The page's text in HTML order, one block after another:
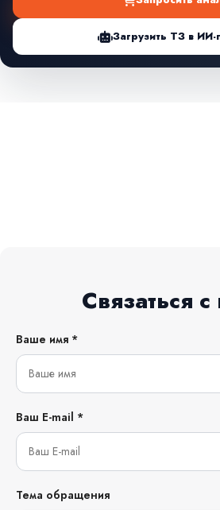
Загрузить ТЗ в
Связаться
Ваше имя *
Ваш E-mail *
Тема обращения